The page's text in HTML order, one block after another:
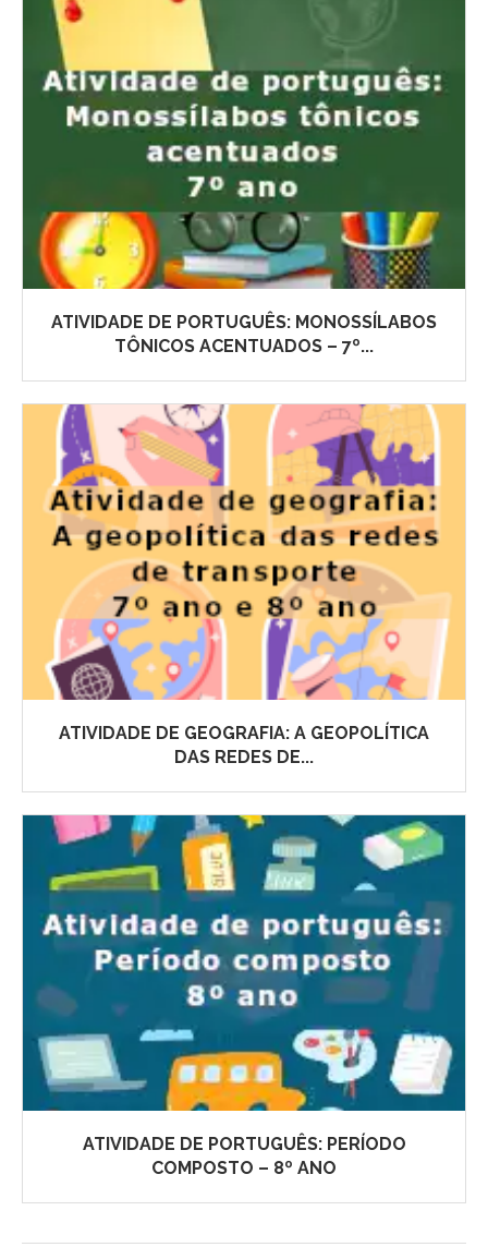
ATIVIDADE DE PORTUGUÊS: MONOSSÍLABOS
TÔNICOS ACENTUADOS – 7º...
ATIVIDADE DE GEOGRAFIA: A GEOPOLÍTICA
DAS REDES DE...
ATIVIDADE DE PORTUGUÊS: PERÍODO
COMPOSTO – 8º ANO